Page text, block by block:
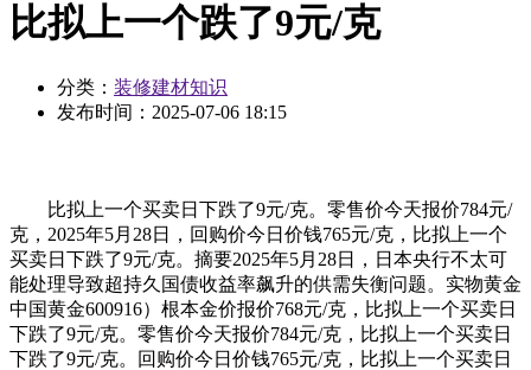
比拟上一个跌了9元/克
分类： 装修建材知识
发布时间： 2025-07-06 18:15
比拟上一个买卖日下跌了9元/克。零售价今天报价784元/
克，2025年5月28日，回购价今日价钱765元/克，比拟上一个
买卖日下跌了9元/克。摘要2025年5月28日，日本央行不太可
能处理导致超持久国债收益率飙升的供需失衡问题。实物黄金
中国黄金600916）根本金价报价768元/克，比拟上一个买卖日
下跌了9元/克。零售价今天报价784元/克，比拟上一个买卖日
下跌了9元/克。回购价今日价钱765元/克，比拟上一个买卖日